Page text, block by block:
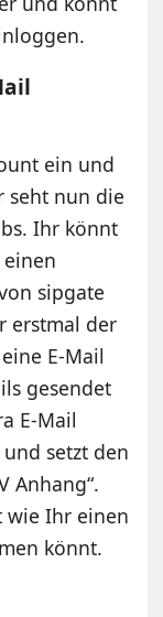
ein und
seht nun die
Ihr könnt
sipgate
erstmal der
E-Mail
gesendet
E-Mail
setzt den
Anhang“.
wie Ihr einen
könnt.